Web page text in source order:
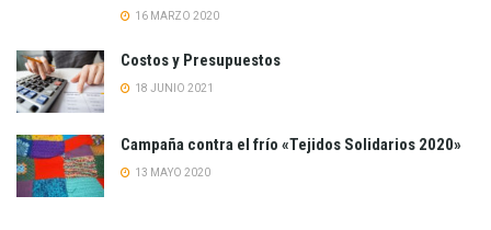
16 MARZO 2020
Costos y Presupuestos
18 JUNIO 2021
Campaña contra el frío «Tejidos Solidarios 2020»
13 MAYO 2020